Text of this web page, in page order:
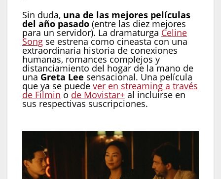
Sin duda, una de las mejores películas
del año pasado (entre las diez mejores
para un servidor). La dramaturga Celine
Song se estrena como cineasta con una
extraordinaria historia de conexiones
humanas, romances complejos y
distanciamiento del hogar de la mano de
una Greta Lee sensacional. Una película
que ya se puede ver en streaming a través
de Filmin o de Movistar+ al incluirse en
sus respectivas suscripciones.